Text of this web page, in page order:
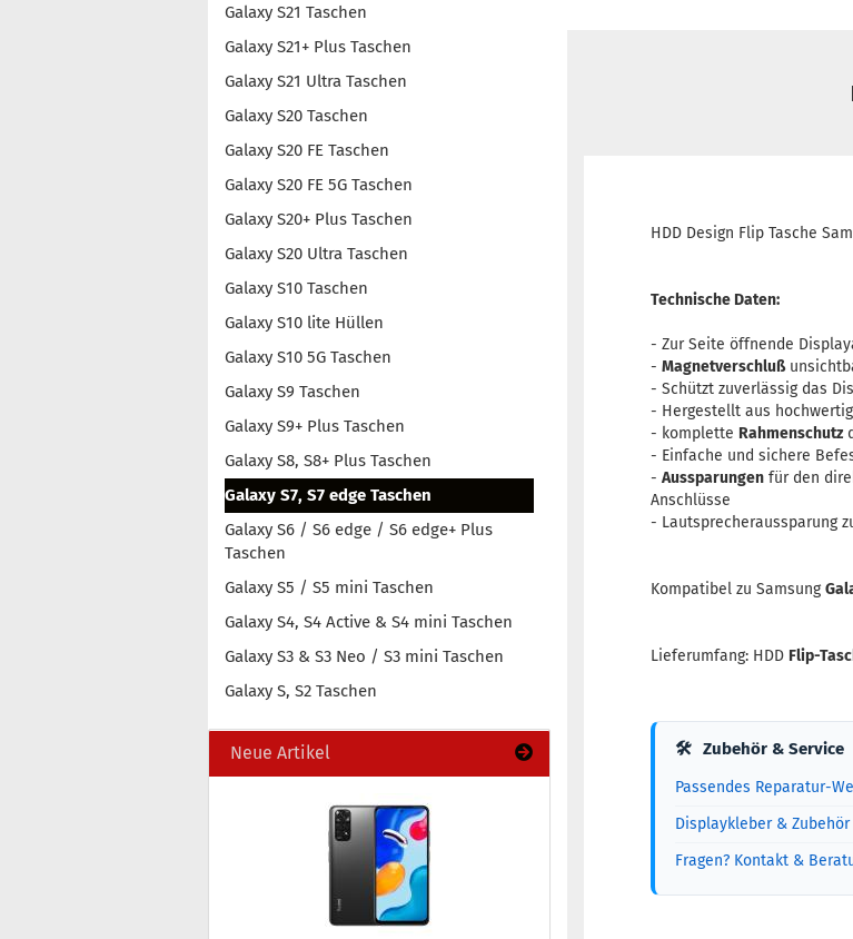
HDD Design Flip Tasche
Technische Daten:
- Zur Seite öffnende
-Magnetverschluß
- Schützt zuverlässig das
- Hergestellt aus
- komplette Rahmenschutz
- Einfache und sichere
-Aussparungen für den
Anschlüsse
- Lautsprecheraussparung
Kompatibel zu Samsung
Lieferumfang: HDD Flip-
🛠 Zubehör & Service
Passendes Reparatur-
Displaykleber & Zubehör
Fragen? Kontakt &
Galaxy S21 Taschen
Galaxy S21+ Plus Taschen
Galaxy S21 Ultra Taschen
Galaxy S20 Taschen
Galaxy S20 FE Taschen
Galaxy S20 FE 5G Taschen
Galaxy S20+ Plus Taschen
Galaxy S20 Ultra Taschen
Galaxy S10 Taschen
Galaxy S10 lite Hüllen
Galaxy S10 5G Taschen
Galaxy S9 Taschen
Galaxy S9+ Plus Taschen
Galaxy S8, S8+ Plus Taschen
Galaxy S7, S7 edge Taschen
Galaxy S6 / S6 edge / S6 edge+ Plus
Taschen
Galaxy S5 / S5 mini Taschen
Galaxy S4, S4 Active & S4 mini Taschen
Galaxy S3 & S3 Neo / S3 mini Taschen
Galaxy S, S2 Taschen
Neue Artikel